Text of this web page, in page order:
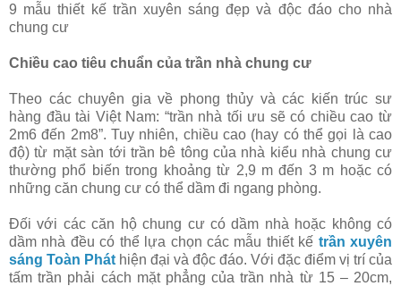
9 mẫu thiết kế trần xuyên sáng đẹp và độc đáo cho nhà
chung cư
Chiều cao tiêu chuẩn của trần nhà chung cư
Theo các chuyên gia về phong thủy và các kiến trúc sư
hàng đầu tài Việt Nam: “trần nhà tối ưu sẽ có chiều cao từ
2m6 đến 2m8”. Tuy nhiên, chiều cao (hay có thể gọi là cao
độ) từ mặt sàn tới trần bê tông của nhà kiểu nhà chung cư
thường phổ biến trong khoảng từ 2,9 m đến 3 m hoặc có
những căn chung cư có thể dầm đi ngang phòng.
Đối với các căn hộ chung cư có dầm nhà hoặc không có
dầm nhà đều có thể lựa chọn các mẫu thiết kế trần xuyên
sáng Toàn Phát hiện đại và độc đáo. Với đặc điểm vị trí của
tấm trần phải cách mặt phẳng của trần nhà từ 15 – 20cm,